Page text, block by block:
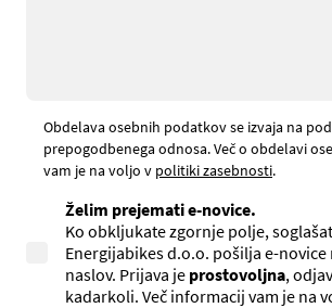
Obdelava osebnih podatkov se izvaja na
prepogodbenega odnosa. Več o obdelavi
vam je na voljo v politiki zasebnosti.
Želim prejemati e-novice.
Ko obkljukate zgornje polje,
Energijabikes d.o.o. pošilja e-novice
naslov. Prijava je prostovoljna,
kadarkoli. Več informacij vam je na